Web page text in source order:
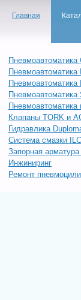
Главная
Пневмоавтоматика
Пневмоавтоматика
Пневмоавтоматика
Пневмоавтоматика
Клапаны TORK и
Гидравлика
Система смазки ILC
Запорная
Инжиниринг
Ремонт